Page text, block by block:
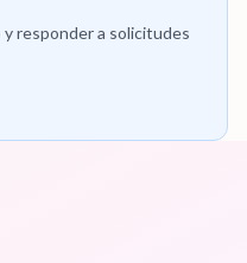
responder a solicitudes